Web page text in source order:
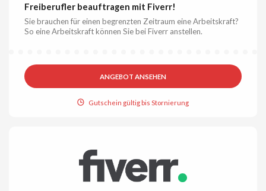
Freiberufler beauftragen mit Fiverr!
Sie brauchen für einen begrenzten Zeitraum eine Arbeitskraft?
So eine Arbeitskraft können Sie bei Fiverr anstellen.
ANGEBOT ANSEHEN
Gutschein gültig bis Stornierung